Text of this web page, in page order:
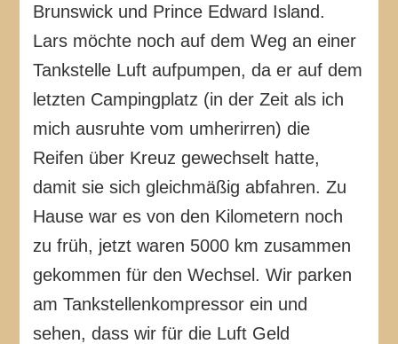
Brunswick und Prince Edward Island.
Lars möchte noch auf dem Weg an einer
Tankstelle Luft aufpumpen, da er auf dem
letzten Campingplatz (in der Zeit als ich
mich ausruhte vom umherirren) die
Reifen über Kreuz gewechselt hatte,
damit sie sich gleichmäßig abfahren. Zu
Hause war es von den Kilometern noch
zu früh, jetzt waren 5000 km zusammen
gekommen für den Wechsel. Wir parken
am Tankstellenkompressor ein und
sehen, dass wir für die Luft Geld